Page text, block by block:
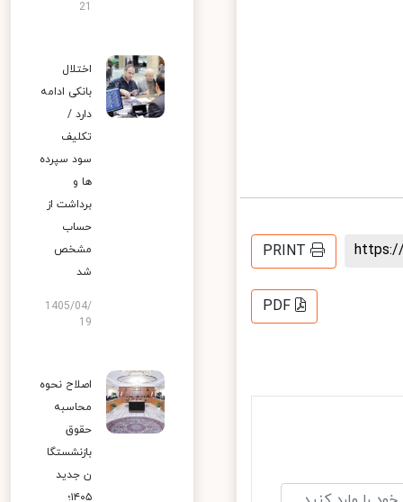
PRINT
PDF
اختلال
بانکی ادامه
دارد /
تکلیف
سود سپرده
ها و
برداشت از
حساب
مشخص
شد
1405/04/
19
اصلاح نحوه
محاسبه
حقوق
بازنشستگا
ن جدید
۱۴۰۵؛